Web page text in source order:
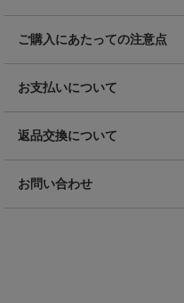
ご購入にあたっての注意点
お支払いについて
返品交換について
お問い合わせ